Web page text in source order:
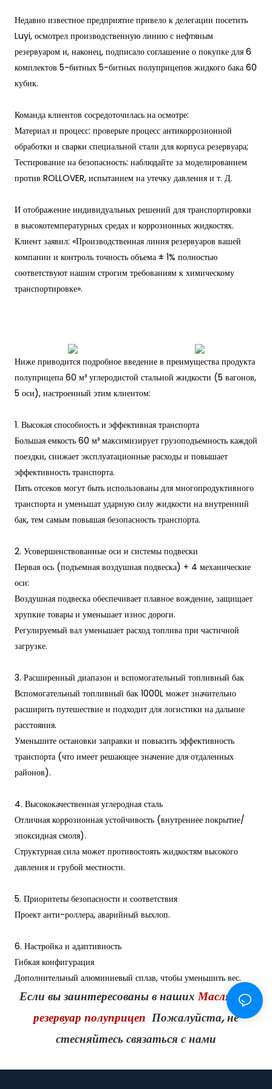
Недавно известное предприятие привело к делегации посетить
Luyi, осмотрел производственную линию с нефтяным
резервуаром и, наконец, подписало соглашение о покупке для 6
комплектов 5-битных 5-битных полуприцепов жидкого бака 60
кубик.
Команда клиентов сосредоточилась на осмотре:
Материал и процесс: проверьте процесс антикоррозионной
обработки и сварки специальной стали для корпуса резервуара;
Тестирование на безопасность: наблюдайте за моделированием
против ROLLOVER, испытанием на утечку давления и т. Д.
И отображение индивидуальных решений для транспортировки
в высокотемпературных средах и коррозионных жидкостях.
Клиент заявил: «Производственная линия резервуаров вашей
компании и контроль точность объема ± 1% полностью
соответствуют нашим строгим требованиям к химическому
транспортировке».
Ниже приводится подробное введение в преимущества продукта
полуприцепа 60 м³ углеродистой стальной жидкости (5 вагонов,
5 оси), настроенный этим клиентом:
1. Высокая способность и эффективная транспорта
Большая емкость 60 м³ максимизирует грузоподъемность каждой
поездки, снижает эксплуатационные расходы и повышает
эффективность транспорта.
Пять отсеков могут быть использованы для многопродуктивного
транспорта и уменьшат ударную силу жидкости на внутренний
бак, тем самым повышая безопасность транспорта.
2. Усовершенствованные оси и системы подвески
Первая ось (подъемная воздушная подвеска) + 4 механические
оси:
Воздушная подвеска обеспечивает плавное вождение, защищает
хрупкие товары и уменьшает износ дороги.
Регулируемый вал уменьшает расход топлива при частичной
загрузке.
3. Расширенный диапазон и вспомогательный топливный бак
Вспомогательный топливный бак 1000L может значительно
расширить путешествие и подходит для логистики на дальние
расстояния.
Уменьшите остановки заправки и повысить эффективность
транспорта (что имеет решающее значение для отдаленных
районов).
4. Высококачественная углеродная сталь
Отличная коррозионная устойчивость (внутреннее покрытие/
эпоксидная смоля).
Структурная сила может противостоять жидкостям высокого
давления и грубой местности.
5. Приоритеты безопасности и соответствия
Проект анти-роллера, аварийный выхлоп.
6. Настройка и адаптивность
Гибкая конфигурация
Дополнительный алюминиевый сплав, чтобы уменьшить вес.
Если вы заинтересованы в нашихМасляный
резервуар полуприцеп Пожалуйста, не
стесняйтесь связаться с нами